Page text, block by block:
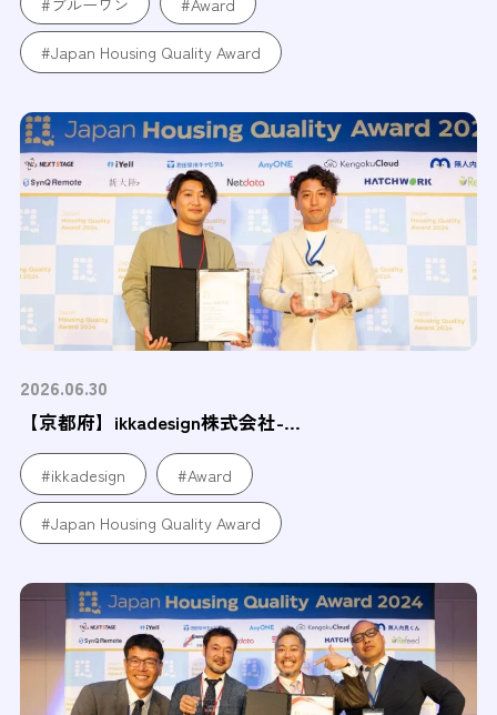
#Japan Housing Quality Award
2026.06.30
【京都府】ikkadesign株式会社-...
#ikkadesign #Award
#Japan Housing Quality Award